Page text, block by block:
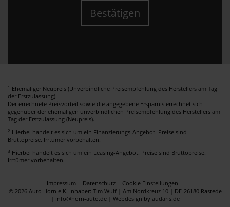
Bestätigen
1 Ehemaliger Neupreis (Unverbindliche Preisempfehlung des Herstellers am Tag
der Erstzulassung).
Der errechnete Preisvorteil sowie die angegebene Ersparnis errechnet sich
gegenüber der ehemaligen unverbindlichen Preisempfehlung des Herstellers am
Tag der Erstzulassung (Neupreis).
2 Hierbei handelt es sich um ein Finanzierungs-Angebot. Preise sind
Bruttopreise. Irrtümer vorbehalten.
3 Hierbei handelt es sich um ein Leasing-Angebot. Preise sind Bruttopreise.
Irrtümer vorbehalten.
Impressum Datenschutz
Cookie Einstellungen
© 2026 Auto Horn e.K. Inhaber: Tim Wulf | Am Nordkreuz 10 | DE-26180 Rastede
| info@horn-auto.de | Webdesign by audaris.de